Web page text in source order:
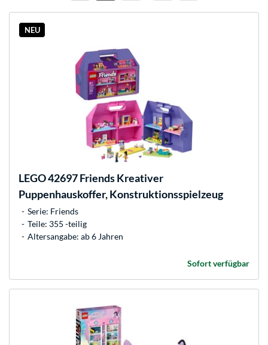
NEU
LEGO42697 Friends Kreativer
Puppenhauskoffer, Konstruktionsspielzeug
Serie: Friends
Teile: 355 -teilig
Altersangabe: ab 6 Jahren
Sofort verfügbar